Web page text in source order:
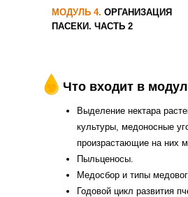
МОДУЛЬ 4. ОРГАНИЗАЦИЯ
ПАСЕКИ. ЧАСТЬ 2
Что входит в
Выделение нектара
культуры, медоносные
произрастающие на них
Пыльценосы.
Медосбор и типы
Годовой цикл развития